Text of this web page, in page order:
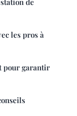
les pros à
pour garantir